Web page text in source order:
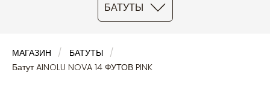
БАТУТЫ
МАГАЗИН
БАТУТЫ
Батут AINOLU NOVA 14 ФУТОВ PINK